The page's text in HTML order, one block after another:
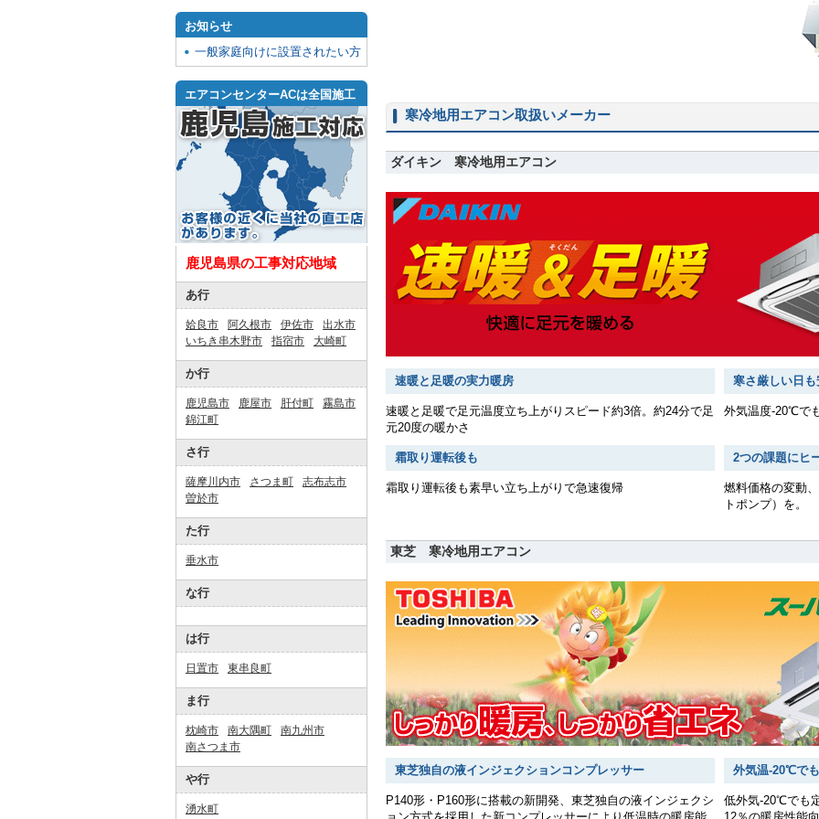
寒冷地用エアコン取扱いメーカー
ダイキン 寒冷地用エアコン
速暖と足暖の実力暖房
速暖と足暖で足元温度立ち上がりスピード約3倍。約24分で足
元20度の暖かさ
寒さ厳しい日
外気温度-20℃で
霜取り運転後も
霜取り運転後も素早い立ち上がりで急速復帰
2つの課題にヒ
燃料価格の変動
トポンプ）を。
東芝 寒冷地用エアコン
東芝独自の液インジェクションコンプレッサー
P140形・P160形に搭載の新開発、東芝独自の液インジェクシ
外気温-20℃で
低外気-20℃でも
お知らせ
一般家庭向けに設置されたい方
エアコンセンターACは全国施工
鹿児島県の工事対応地域
あ行
姶良市 阿久根市 伊佐市
出水市
いちき串木野市
指宿市 大崎町
か行
鹿児島市 鹿屋市 肝付町
霧島市
錦江町
さ行
薩摩川内市 さつま町
志布志市
曽於市
た行
垂水市
な行
は行
日置市 東串良町
ま行
枕崎市 南大隅町
南九州市
南さつま市
や行
湧水町